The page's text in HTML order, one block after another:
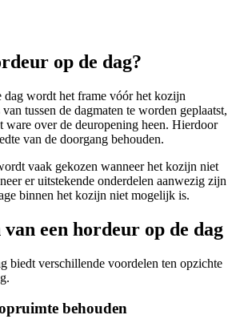
op de dag?
dag wordt het frame vóór het kozijn
tussen de dagmaten te worden geplaatst,
ware over de deuropening heen. Hierdoor
van de doorgang behouden.
vaak gekozen wanneer het kozijn niet
er uitstekende onderdelen aanwezig zijn
binnen het kozijn niet mogelijk is.
een hordeur op de dag
biedt verschillende voordelen ten opzichte
behouden